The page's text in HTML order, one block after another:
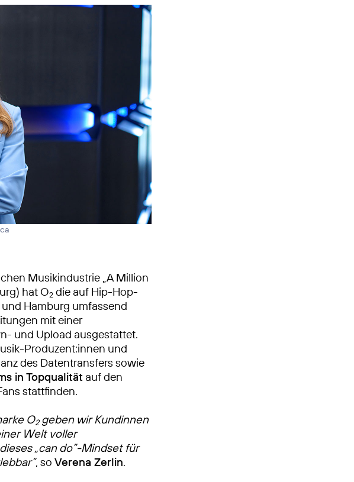
Musikindustrie „A Million
hat O2 die auf Hip-Hop-
Hamburg umfassend
mit einer
und Upload ausgestattet.
Produzent:innen und
des Datentransfers sowie
in Topqualität auf den
stattfinden.
O2geben wir Kundinnen
Welt voller
„can do”-Mindset für
, so Verena Zerlin.